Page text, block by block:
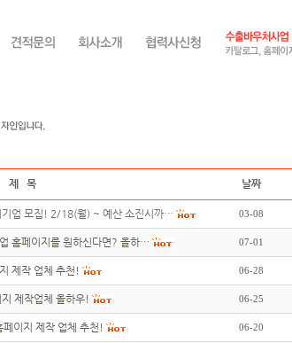
제 목 날짜
업 모집! 2/18(월) ~ 예산 소진시까… 03-08
홈페이지를 원하신다면? 올하… 07-01
제작 업체 추천! 06-28
제작업체 올하우! 06-25
이지 제작 업체 추천! 06-20